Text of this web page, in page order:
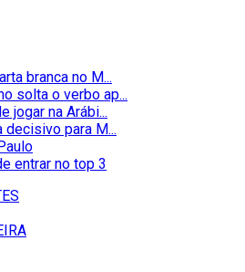
branca no M...
solta o verbo ap...
jogar na Arábi...
decisivo para M...
entrar no top 3